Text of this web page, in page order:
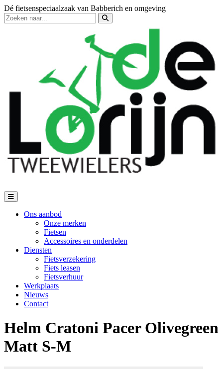
Dé fietsenspeciaalzaak van Babberich en omgeving
Ons aanbod
Onze merken
Fietsen
Accessoires en onderdelen
Diensten
Fietsverzekering
Fiets leasen
Fietsverhuur
Werkplaats
Nieuws
Contact
Helm Cratoni Pacer Olivegreen
Matt S-M